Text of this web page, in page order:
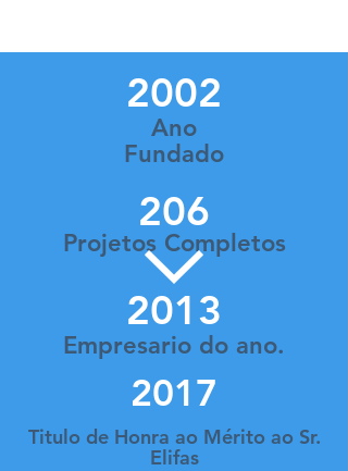
2002
Ano
Fundado
206
Projetos Completos
2013
Empresario do ano.
2017
Titulo de Honra ao Mérito ao Sr.
Elifas